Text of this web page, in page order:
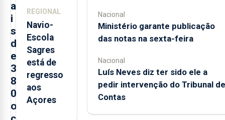
a
i
s
d
e
3
8
0
o
REGIONAL
Navio-
Escola
Sagres
está de
regresso
aos
Açores
Nacional
Ministério garante publicação
das notas na sexta-feira
Nacional
Luís Neves diz ter sido ele a
pedir intervenção do Tribunal de
Contas